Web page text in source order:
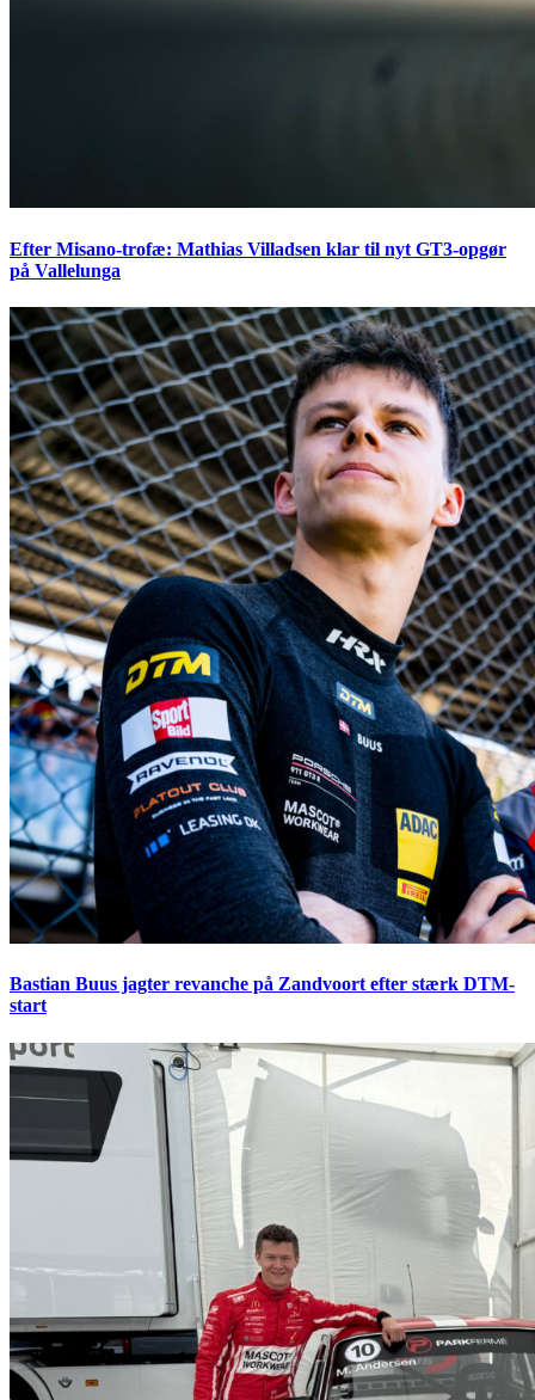
Efter Misano-trofæ: Mathias Villadsen klar til nyt GT3-opgør
på Vallelunga
Bastian Buus jagter revanche på Zandvoort efter stærk DTM-
start